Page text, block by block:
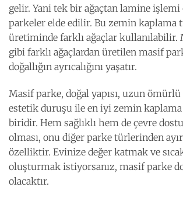
gelir. Yani tek bir ağaçtan lamine işlemi
parkeler elde edilir. Bu zemin kaplama
üretiminde farklı ağaçlar kullanılabilir.
gibi farklı ağaçlardan üretilen masif
doğallığın ayrıcalığını yaşatır.
Masif parke, doğal yapısı, uzun ömürlü
estetik duruşu ile en iyi zemin
biridir. Hem sağlıklı hem de çevre
olması, onu diğer parke türlerinden
özelliktir. Evinize değer katmak ve
oluşturmak istiyorsanız, masif parke
olacaktır.